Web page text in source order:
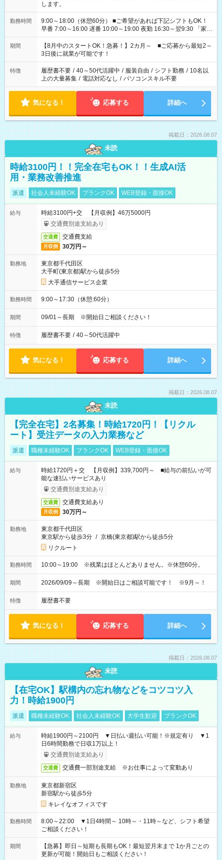
します。
勤務時間
9:00～18:00（休憩60分） ■ご希望があれば下記シフトもOK！
早番 7:00～16:00 遅番 10:00～19:00 夜勤 16:30～翌9:30 「家族
と休みを合わせたい」 「余裕を持って夕飯の準備がしたい」
「できれば残業はしたくない」 など、ご希望を教えてください
ね。 ※Wワーク希望の方へ 今ご覧のお仕事で希望する勤務時間
と、もう1つのお仕事の勤務時間。 合計で週40時間を超える場
合は応募できません。
期間
【8月中のスタートOK！急募！】2カ月～ ■ご応募から最短2～
3日後に就業が可能です！
特徴 履歴書不要 / 40～50代活躍中 / 服装自由 / シフト勤務 / 10名以
上の大量募集 / 電話対応なし / パソコンスキル不要
気になる！ 応募する 詳細へ
掲載日：2026.08.07
未読
時給3100円！！完全在宅もOK！！生成AI活
用・業務改善推進
派遣 社会人未経験OK ブランクOK WEB登録・面接OK
給与
時給3100円+交 【月収例】46万5000円
交通費別途支給あり
交通費 交通費支給
月収例 30万円～
勤務地
東京都千代田区
大手町(東京都)駅から徒歩5分
大手通信サービス企業
勤務時間 9:00～17:30（休憩:60分）
期間 09/01～長期 ※開始日ご相談ください！
特徴 履歴書不要 / 40～50代活躍中
気になる！ 応募する 詳細へ
掲載日：2026.08.07
未読
【完全在宅】2名募集！時給1720円！【リクル
ート】受注データの入力業務など
派遣 職種未経験OK ブランクOK WEB登録・面接OK
給与
時給1720円＋交 【月収例】339,700円～ ■給与の前払いが可
能な速払いサービスあり
交通費別途支給あり
交通費 交通費支給あり
月収例 30万円～
勤務地
東京都千代田区
東京駅から徒歩3分 / 京橋(東京都)駅から徒歩5分
リクルート
勤務時間 10:00～19:00 ※残業はほとんどありません。※休憩60分。
期間 2026/09/09～長期 ※開始日はご相談可能です！ ※9月～！
特徴 履歴書不要
気になる！ 応募する 詳細へ
掲載日：2026.08.07
未読
【在宅OK】駅構内の忘れ物などをコツコツ入
力！時給1900円
派遣 職種未経験OK 社会人未経験OK 大学生歓迎 ブランクOK
給与
時給1900円～2100円 ▼日払い週払い可能！※規定有り ▼1
日6時間勤務で日収1万以上！
交通費別途支給あり
交通費 交通費一部別途支給 ※お仕事によって変動あり
勤務地
東京都新宿区
新宿駅から徒歩5分
キレイなオフィスです
勤務時間
8:00～22:00 ▼1日4時間～ 10時～・11時～など、シフト希望
ご相談ください！
期間
【急募】即日～短期も長期もOK！最短翌月末まで 1か月ごとの
更新が可能！開始日もご相談ください！